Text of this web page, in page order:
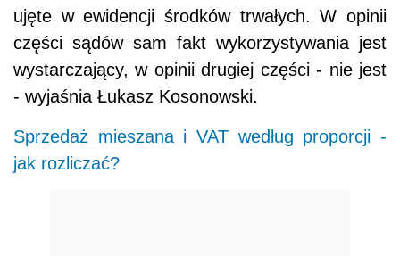
ujęte w ewidencji środków trwałych. W opinii
części sądów sam fakt wykorzystywania jest
wystarczający, w opinii drugiej części - nie jest
- wyjaśnia Łukasz Kosonowski.
Sprzedaż mieszana i VAT według proporcji -
jak rozliczać?